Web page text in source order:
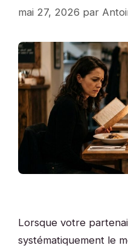
mai 27, 2026 par
Lorsque votre
systématiquement le